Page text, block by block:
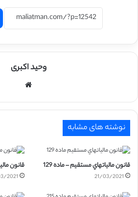
وحید اکبری
نوشته های مشابه
قانون مالياتهاي مستقيم – ماده 129
21/03/2021
قانون
2021